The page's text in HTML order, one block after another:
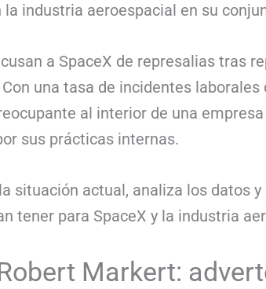
industria aeroespacial en su
a SpaceX de represalias tras
una tasa de incidentes
al interior de una
sus prácticas internas.
situación actual, analiza los datos
tener para SpaceX y la industria
Markert: